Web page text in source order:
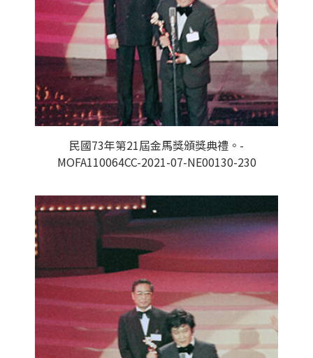
民國73年第21屆金馬獎頒獎典禮。-
MOFA110064CC-2021-07-NE00130-230